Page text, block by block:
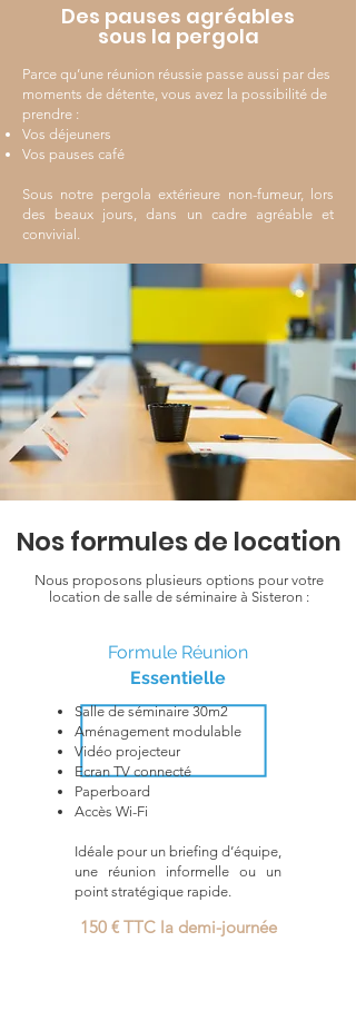
Des pauses agréables
sous la pergola
Parce qu’une réunion réussie passe aussi par des
moments de détente, vous avez la possibilité de
prendre :
Vos déjeuners
Vos pauses café
Sous notre pergola extérieure non-fumeur, lors
des beaux jours, dans un cadre agréable et
convivial.
Nos formules de location
Nous proposons plusieurs options pour votre
location de salle de séminaire à Sisteron :
150 € TTC la demi-journée​
Salle de séminaire 30m2
Aménagement modulable
Vidéo projecteur
Ecran TV connecté
Paperboard
Accès Wi-Fi
Idéale pour un briefing d’équipe,
une réunion informelle ou un
point stratégique rapide.
Formule Réunion
Essentielle